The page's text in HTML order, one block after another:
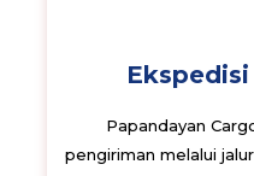
Papandayan
pengiriman melalui